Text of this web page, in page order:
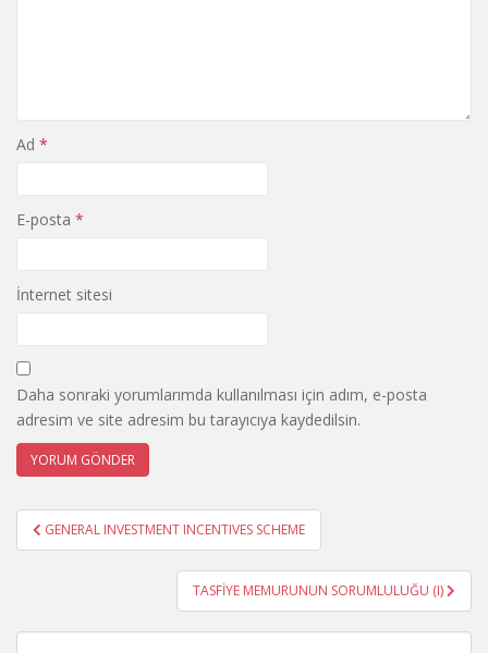
Ad *
E-posta *
İnternet sitesi
Daha sonraki yorumlarımda kullanılması için adım, e-posta
adresim ve site adresim bu tarayıcıya kaydedilsin.
Yazı
gezinmesi
GENERAL INVESTMENT INCENTIVES SCHEME
TASFİYE MEMURUNUN SORUMLULUĞU (I)